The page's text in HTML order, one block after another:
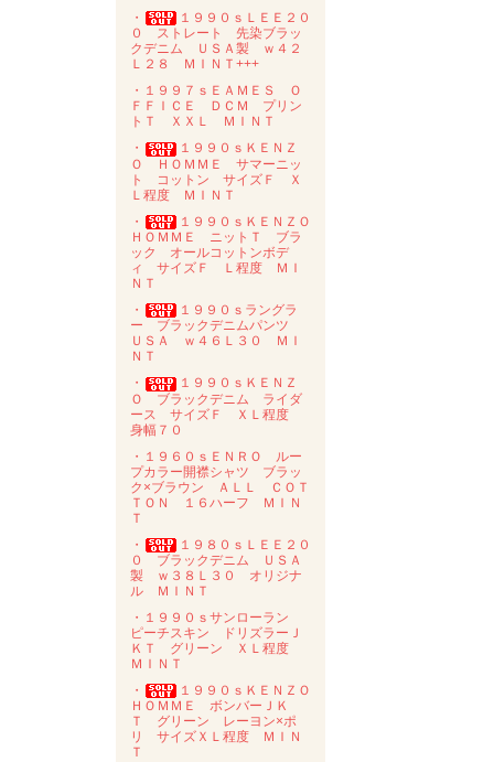
・
１９９０ｓＬＥＥ２０
０ ストレート 先染ブラッ
クデニム ＵＳＡ製 ｗ４２
Ｌ２８ ＭＩＮＴ+++
・１９９７ｓＥＡＭＥＳ Ｏ
ＦＦＩＣＥ ＤＣＭ プリン
トＴ ＸＸＬ ＭＩＮＴ
・
１９９０ｓＫＥＮＺ
Ｏ ＨＯＭＭＥ サマーニッ
ト コットン サイズＦ Ｘ
Ｌ程度 ＭＩＮＴ
・
１９９０ｓＫＥＮＺＯ
ＨＯＭＭＥ ニットＴ ブラ
ック オールコットンボデ
ィ サイズＦ Ｌ程度 ＭＩ
ＮＴ
・
１９９０ｓラングラ
ー ブラックデニムパンツ
ＵＳＡ ｗ４６Ｌ３０ ＭＩ
ＮＴ
・
１９９０ｓＫＥＮＺ
Ｏ ブラックデニム ライダ
ース サイズＦ ＸＬ程度
身幅７０
・１９６０ｓＥＮＲＯ ルー
プカラー開襟シャツ ブラッ
ク×ブラウン ＡＬＬ ＣＯＴ
ＴＯＮ １６ハーフ ＭＩＮ
Ｔ
・
１９８０ｓＬＥＥ２０
０ ブラックデニム ＵＳＡ
製 ｗ３８Ｌ３０ オリジナ
ル ＭＩＮＴ
・１９９０ｓサンローラン
ピーチスキン ドリズラーＪ
ＫＴ グリーン ＸＬ程度
ＭＩＮＴ
・
１９９０ｓＫＥＮＺＯ
ＨＯＭＭＥ ボンバーＪＫ
Ｔ グリーン レーヨン×ポ
リ サイズＸＬ程度 ＭＩＮ
Ｔ